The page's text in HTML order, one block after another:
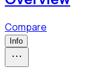
Compare
Info